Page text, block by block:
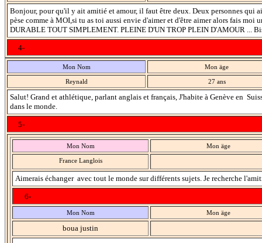
Bonjour, pour qu'il y ait amitié et amour, il faut être deux. Deux personnes qui
pèse comme à MOI,si tu as toi aussi envie d'aimer et d'être aimer alors fais
DURABLE TOUT SIMPLEMENT. PLEINE D'UN TROP PLEIN D'AMOUR ...
4-
Mon Nom Mon äge
Reynald 27 ans
Salut! Grand et athlétique, parlant anglais et français, J'habite à Genève en
dans le monde.
5-
Mon Nom Mon äge
France Langlois
Aimerais échanger avec tout le monde sur différents sujets. Je recherche
6-
Mon Nom Mon äge
boua justin